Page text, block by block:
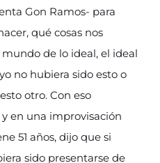
Gon Ramos- para
qué cosas nos
de lo ideal, el ideal
no hubiera sido esto o
otro. Con eso
en una improvisación
51 años, dijo que si
sido presentarse de